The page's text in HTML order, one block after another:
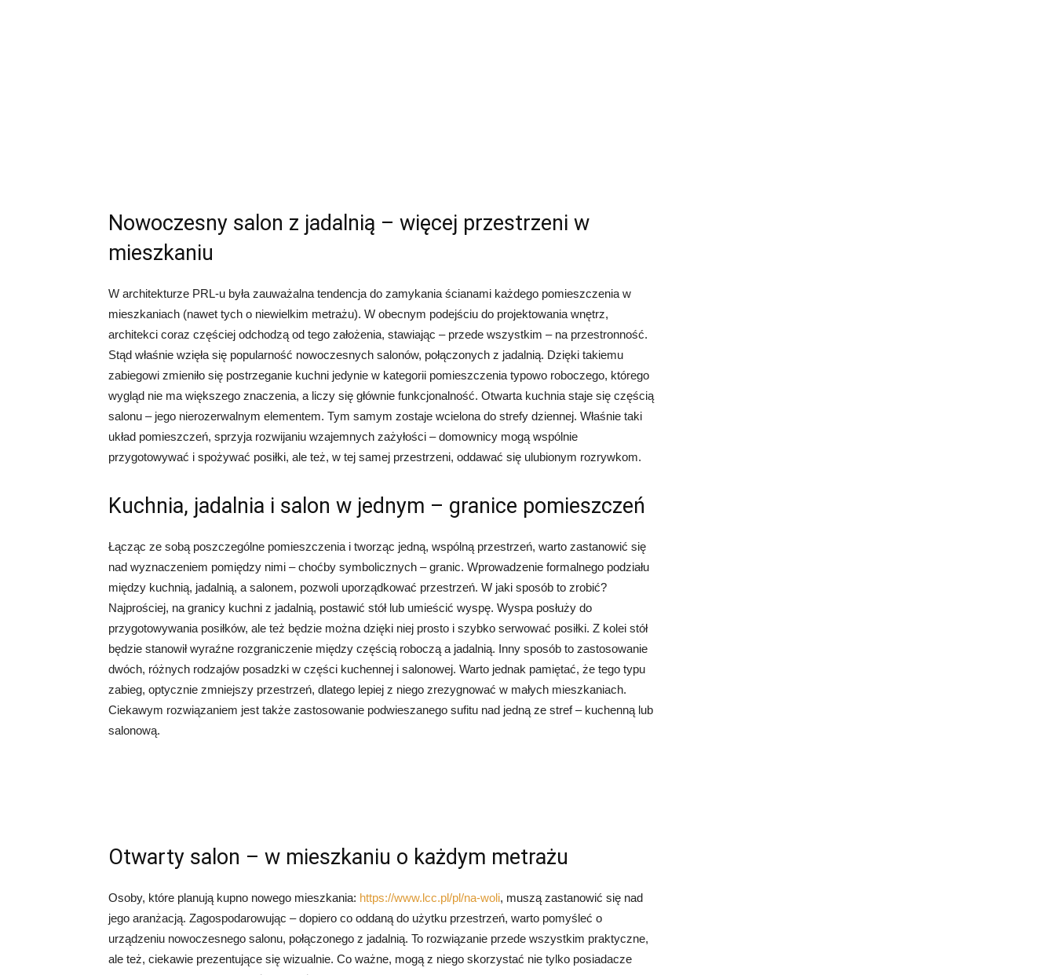
Nowoczesny salon z jadalnią – więcej przestrzeni w
mieszkaniu
W architekturze PRL-u była zauważalna tendencja do zamykania ścianami każdego pomieszczenia w
mieszkaniach (nawet tych o niewielkim metrażu). W obecnym podejściu do projektowania wnętrz,
architekci coraz częściej odchodzą od tego założenia, stawiając – przede wszystkim – na przestronność.
Stąd właśnie wzięła się popularność nowoczesnych salonów, połączonych z jadalnią. Dzięki takiemu
zabiegowi zmieniło się postrzeganie kuchni jedynie w kategorii pomieszczenia typowo roboczego, którego
wygląd nie ma większego znaczenia, a liczy się głównie funkcjonalność. Otwarta kuchnia staje się częścią
salonu – jego nierozerwalnym elementem. Tym samym zostaje wcielona do strefy dziennej. Właśnie taki
układ pomieszczeń, sprzyja rozwijaniu wzajemnych zażyłości – domownicy mogą wspólnie
przygotowywać i spożywać posiłki, ale też, w tej samej przestrzeni, oddawać się ulubionym rozrywkom.
Kuchnia, jadalnia i salon w jednym – granice pomieszczeń
Łącząc ze sobą poszczególne pomieszczenia i tworząc jedną, wspólną przestrzeń, warto zastanowić się
nad wyznaczeniem pomiędzy nimi – choćby symbolicznych – granic. Wprowadzenie formalnego podziału
między kuchnią, jadalnią, a salonem, pozwoli uporządkować przestrzeń. W jaki sposób to zrobić?
Najprościej, na granicy kuchni z jadalnią, postawić stół lub umieścić wyspę. Wyspa posłuży do
przygotowywania posiłków, ale też będzie można dzięki niej prosto i szybko serwować posiłki. Z kolei stół
będzie stanowił wyraźne rozgraniczenie między częścią roboczą a jadalnią. Inny sposób to zastosowanie
dwóch, różnych rodzajów posadzki w części kuchennej i salonowej. Warto jednak pamiętać, że tego typu
zabieg, optycznie zmniejszy przestrzeń, dlatego lepiej z niego zrezygnować w małych mieszkaniach.
Ciekawym rozwiązaniem jest także zastosowanie podwieszanego sufitu nad jedną ze stref – kuchenną lub
salonową.
Otwarty salon – w mieszkaniu o każdym metrażu
Osoby, które planują kupno nowego mieszkania: https://www.lcc.pl/pl/na-woli, muszą zastanowić się nad
jego aranżacją. Zagospodarowując – dopiero co oddaną do użytku przestrzeń, warto pomyśleć o
urządzeniu nowoczesnego salonu, połączonego z jadalnią. To rozwiązanie przede wszystkim praktyczne,
ale też, ciekawie prezentujące się wizualnie. Co ważne, mogą z niego skorzystać nie tylko posiadacze